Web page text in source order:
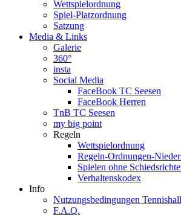
Wettspielordnung
Spiel-Platzordnung
Satzung
Media & Links
Galerie
360°
insta
Social Media
FaceBook TC Seesen
FaceBook Herren
TnB TC Seesen
my big point
Regeln
Wettspielordnung
Regeln-Ordnungen-
Spielen ohne
Verhaltenskodex
Info
Nutzungsbedingungen
F.A.Q.